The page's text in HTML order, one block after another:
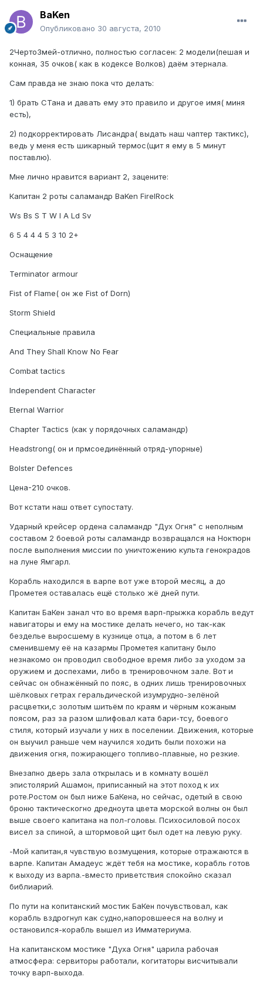
BaKen
Опубликовано 30 августа, 2010
2ЧертоЗмей-отлично, полностью согласен: 2 модели(пешая и
конная, 35 очков( как в кодексе Волков) даём этернала.
Сам правда не знаю пока что делать:
1) брать СТана и давать ему это правило и другое имя( миня
есть),
2) подкорректировать Лисандра( выдать наш чаптер тактикс),
ведь у меня есть шикарный термос(щит я ему в 5 минут
поставлю).
Мне лично нравится вариант 2, зацените:
Капитан 2 роты саламандр BaKen FirelRock
Ws Bs S T W I A Ld Sv
6 5 4 4 4 5 3 10 2+
Оснащение
Terminator armour
Fist of Flame( он же Fist of Dorn)
Storm Shield
Специальные правила
And They Shall Know No Fear
Combat tactics
Independent Character
Eternal Warrior
Chapter Tactics (как у порядочных саламандр)
Headstrong( он и прмсоединённый отряд-упорные)
Bolster Defences
Цена-210 очков.
Вот кстати наш ответ супостату.
Ударный крейсер ордена саламандр "Дух Огня" с неполным
составом 2 боевой роты саламандр возвращался на Ноктюрн
после выполнения миссии по уничтожению культа генокрадов
на луне Ямгарл.
Корабль находился в варпе вот уже второй месяц, а до
Прометея оставалась ещё столько жё дней пути.
Капитан БаКен занал что во время варп-прыжка корабль ведут
навигаторы и ему на мостике делать нечего, но так-как
безделье выросшему в кузнице отца, а потом в 6 лет
сменившему её на казармы Прометея капитану было
незнакомо он проводил свободное время либо за уходом за
оружием и доспехами, либо в тренировочном зале. Вот и
сейчас он обнажённый по пояс, в одних лишь тренировочных
шёлковых гетрах геральдической изумрудно-зелёной
расцветки,с золотым шитьём по краям и чёрным кожаным
поясом, раз за разом шлифовал ката бари-тсу, боевого
стиля, который изучали у них в поселении. Движения, которые
он выучил раньше чем научился ходить были похожи на
движения огня, пожирающего топливо-плавные, но резкие.
Внезапно дверь зала открылась и в комнату вошёл
эпистолярий Ашамон, приписанный на этот поход к их
роте.Ростом он был ниже БаКена, но сейчас, одетый в свою
броню тактическогно дредноута цвета морской волны он был
выше своего капитана на пол-головы. Психосиловой посох
висел за спиной, а штормовой щит был одет на левую руку.
-Мой капитан,я чувствую возмущения, которые отражаются в
варпе. Капитан Амадеус ждёт тебя на мостике, корабль готов
к выходу из варпа.-вместо приветствия спокойно сказал
библиарий.
По пути на копитанский мостик БаКен почувствовал, как
корабль вздрогнул как судно,напоровшееся на волну и
остановился-корабль вышел из Имматериума.
На капитанском мостике "Духа Огня" царила рабочая
атмосфера: сервиторы работали, когитаторы висчитывали
точку варп-выхода.